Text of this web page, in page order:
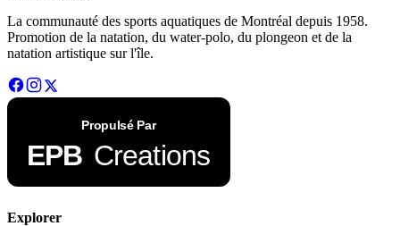
La communauté des sports aquatiques de Montréal depuis 1958.
Promotion de la natation, du water-polo, du plongeon et de la
natation artistique sur l'île.
Explorer